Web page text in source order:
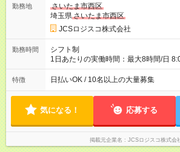
万円／週6日稼働 ・地方郊外エリア 月収40万円／週5日稼働 月
収40万円~50万円／週6日稼働 ＜モデルイメージ＞ ■月収50万
円 (27歳男性/江東区在住)※元建築関係
(日休み) ■月収80万円(43歳男性/墨田区在住)※元営業 1日200個
勤務地
さいたま市西区
埼玉県さいたま市西区
JCSロジスコ株式会社
勤務時間
シフト制
1日あたりの実働時間：最大8時間/日
働8時間） ※週5日勤務（場所次第で
よって時間外での勤務可能性有り ※案
特徴 日払いOK / 10名以上の大量募集
気になる！ 応募する
掲載元企業名 JCSロジスコ株式会